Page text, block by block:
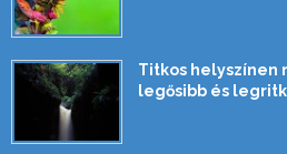
Titkos helyszínen
legősibb és